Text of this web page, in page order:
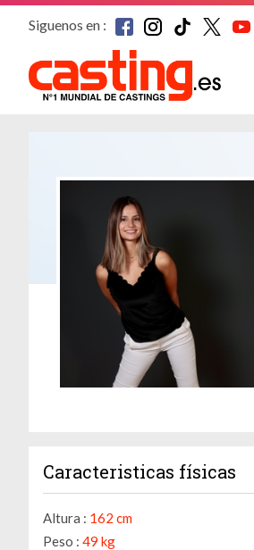
Siguenos en :
Caracteristicas físicas
Altura : 162 cm
Peso : 49 kg